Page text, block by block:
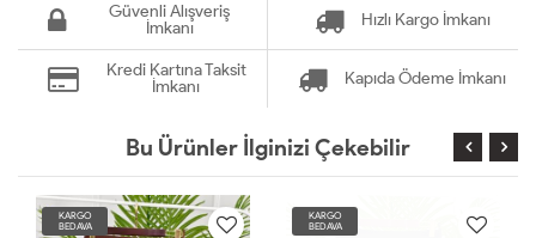
Güvenli Alışveriş
İmkanı
Hızlı Kargo İmkanı
Kredi Kartına Taksit
İmkanı
Kapıda Ödeme İmkanı
Bu Ürünler İlginizi Çekebilir
KARGO
BEDAVA
KARGO
BEDAVA